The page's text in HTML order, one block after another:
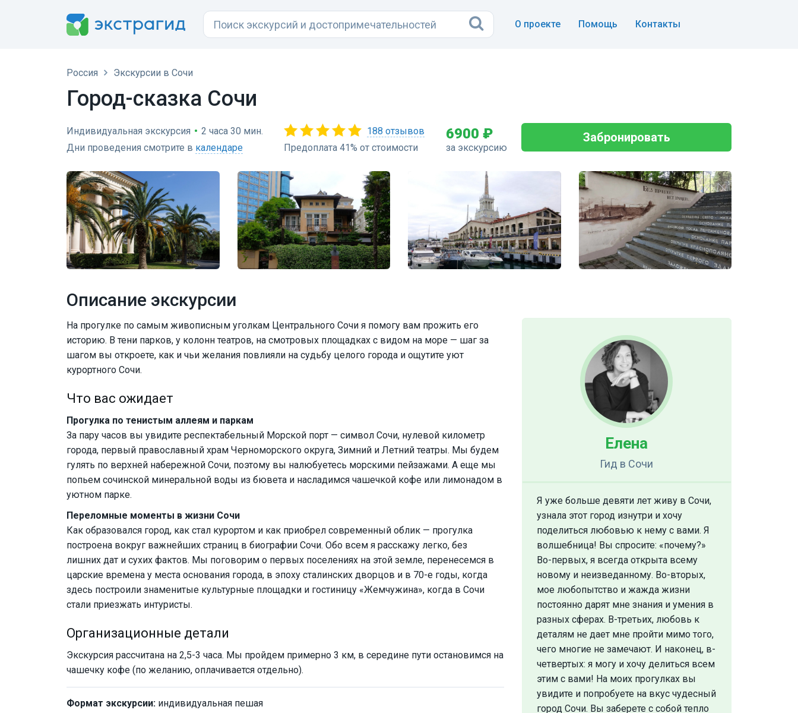
О проекте Помощь Контакты
Россия Экскурсии в Сочи
Город-сказка Сочи
Индивидуальная экскурсия • 2 часа 30 мин.
Дни проведения смотрите в календаре
188 отзывов
Предоплата 41% от стоимости
6900 ₽
за экскурсию
Забронировать
Описание экскурсии
На прогулке по самым живописным уголкам Центрального Сочи я помогу вам прожить его
историю. В тени парков, у колонн театров, на смотровых площадках с видом на море — шаг за
шагом вы откроете, как и чьи желания повлияли на судьбу целого города и ощутите уют
курортного Сочи.
Что вас ожидает
Прогулка по тенистым аллеям и паркам
За пару часов вы увидите респектабельный Морской порт — символ Сочи, нулевой километр
города, первый православный храм Черноморского округа, Зимний и Летний театры. Мы будем
гулять по верхней набережной Сочи, поэтому вы налюбуетесь морскими пейзажами. А еще мы
попьем сочинской минеральной воды из бювета и насладимся чашечкой кофе или лимонадом в
уютном парке.
Переломные моменты в жизни Сочи
Как образовался город, как стал курортом и как приобрел современный облик — прогулка
построена вокруг важнейших страниц в биографии Сочи. Обо всем я расскажу легко, без
лишних дат и сухих фактов. Мы поговорим о первых поселениях на этой земле, перенесемся в
царские времена у места основания города, в эпоху сталинских дворцов и в 70-е годы, когда
здесь построили знаменитые культурные площадки и гостиницу «Жемчужина», когда в Сочи
стали приезжать интуристы.
Организационные детали
Экскурсия рассчитана на 2,5-3 часа. Мы пройдем примерно 3 км, в середине пути остановимся на
чашечку кофе (по желанию, оплачивается отдельно).
Формат экскурсии: индивидуальная пешая
Елена
Гид в Сочи
Я уже больше девяти лет живу в Сочи,
узнала этот город изнутри и хочу
поделиться любовью к нему с вами. Я
волшебница! Вы спросите: «почему?»
Во-первых, я всегда открыта всему
новому и неизведанному. Во-вторых,
мое любопытство и жажда жизни
постоянно дарят мне знания и умения в
разных сферах. В-третьих, любовь к
деталям не дает мне пройти мимо того,
чего многие не замечают. И наконец, в-
четвертых: я могу и хочу делиться всем
этим с вами! На моих прогулках вы
увидите и попробуете на вкус чудесный
город Сочи. Вы заберете с собой тепло